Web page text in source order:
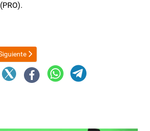
Javier Milei pasó la motosierra por la
siguiente: Natalia Saseta:“Fue muy duro